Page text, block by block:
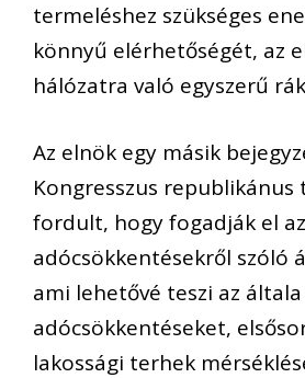
termeléshez szükséges
könnyű elérhetőségét, az
hálózatra való egyszerű
Az elnök egy másik
Kongresszus republikánus
fordult, hogy fogadják el az
adócsökkentésekről szóló
ami lehetővé teszi az
adócsökkentéseket,
lakossági terhek